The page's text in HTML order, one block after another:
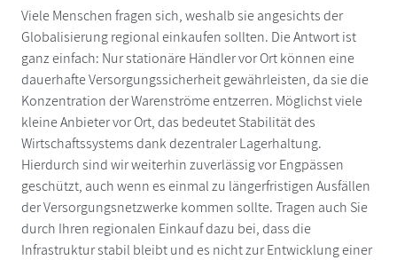
Viele Menschen fragen sich, weshalb sie angesichts der
Globalisierung regional einkaufen sollten. Die Antwort ist
ganz einfach: Nur stationäre Händler vor Ort können eine
dauerhafte Versorgungssicherheit gewährleisten, da sie die
Konzentration der Warenströme entzerren. Möglichst viele
kleine Anbieter vor Ort, das bedeutet Stabilität des
Wirtschaftssystems dank dezentraler Lagerhaltung.
Hierdurch sind wir weiterhin zuverlässig vor Engpässen
geschützt, auch wenn es einmal zu längerfristigen Ausfällen
der Versorgungsnetzwerke kommen sollte. Tragen auch Sie
durch Ihren regionalen Einkauf dazu bei, dass die
Infrastruktur stabil bleibt und es nicht zur Entwicklung einer